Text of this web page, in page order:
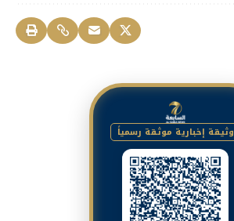
وثيقة إخبارية موثقة رسمياً